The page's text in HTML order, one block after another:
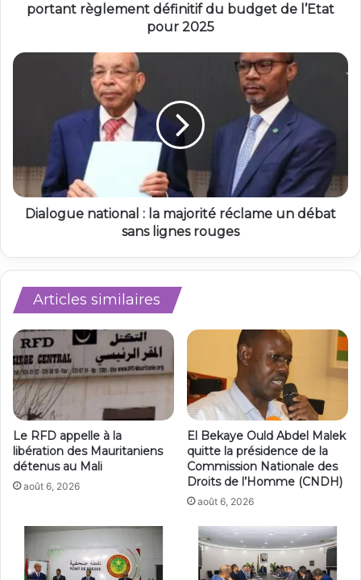
portant règlement définitif du budget de l’Etat
pour 2025
Dialogue national : la majorité réclame un débat
sans lignes rouges
Articles similaires
Le RFD appelle à la
libération des Mauritaniens
détenus au Mali
août 6, 2026
El Bekaye Ould Abdel Malek
quitte la présidence de la
Commission Nationale des
Droits de l’Homme (CNDH)
août 6, 2026